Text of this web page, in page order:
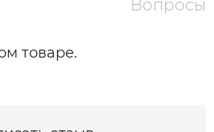
Вопросы
товаре.